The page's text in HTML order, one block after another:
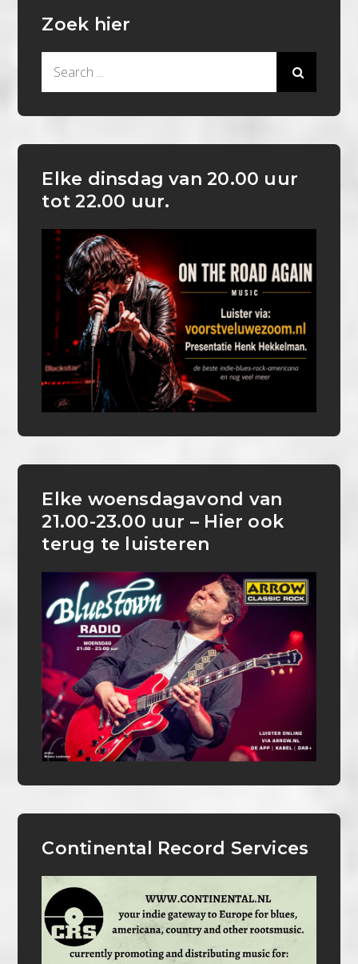
Zoek hier
Elke dinsdag van 20.00 uur
tot 22.00 uur.
Elke woensdagavond van
21.00-23.00 uur – Hier ook
terug te luisteren
Continental Record Services